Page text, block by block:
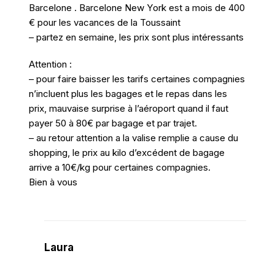
Barcelone . Barcelone New York est a mois de 400
€ pour les vacances de la Toussaint
– partez en semaine, les prix sont plus intéressants
Attention :
– pour faire baisser les tarifs certaines compagnies
n’incluent plus les bagages et le repas dans les
prix, mauvaise surprise à l’aéroport quand il faut
payer 50 à 80€ par bagage et par trajet.
– au retour attention a la valise remplie a cause du
shopping, le prix au kilo d’excédent de bagage
arrive a 10€/kg pour certaines compagnies.
Bien à vous
Laura